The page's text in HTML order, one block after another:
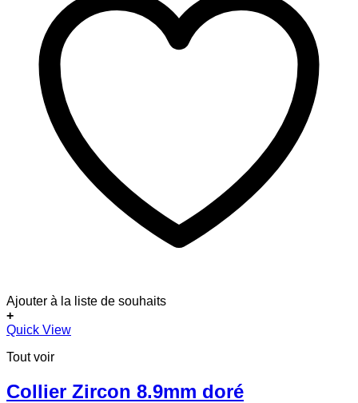
Ajouter à la liste de souhaits
+
Quick View
Tout voir
Collier Zircon 8.9mm doré